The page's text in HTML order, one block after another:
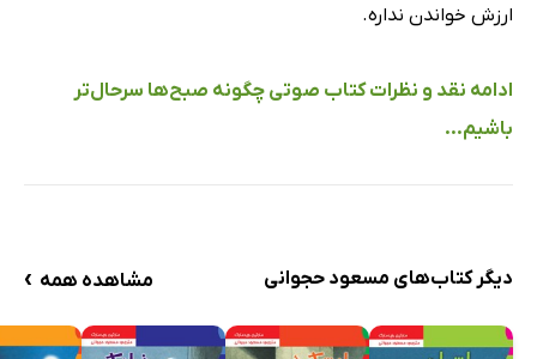
ارزش خواندن نداره.
ادامه نقد و نظرات کتاب صوتی چگونه صبح‌ها سرحال‌تر
باشیم...
دیگر کتاب‌های مسعود حجوانی مشاهده همه ›